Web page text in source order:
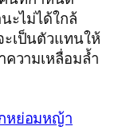
ะไม่ได้ใกล้
เป็นตัวแทนให้
วามเหลื่อมล้ำ
หย่อมหญ้า